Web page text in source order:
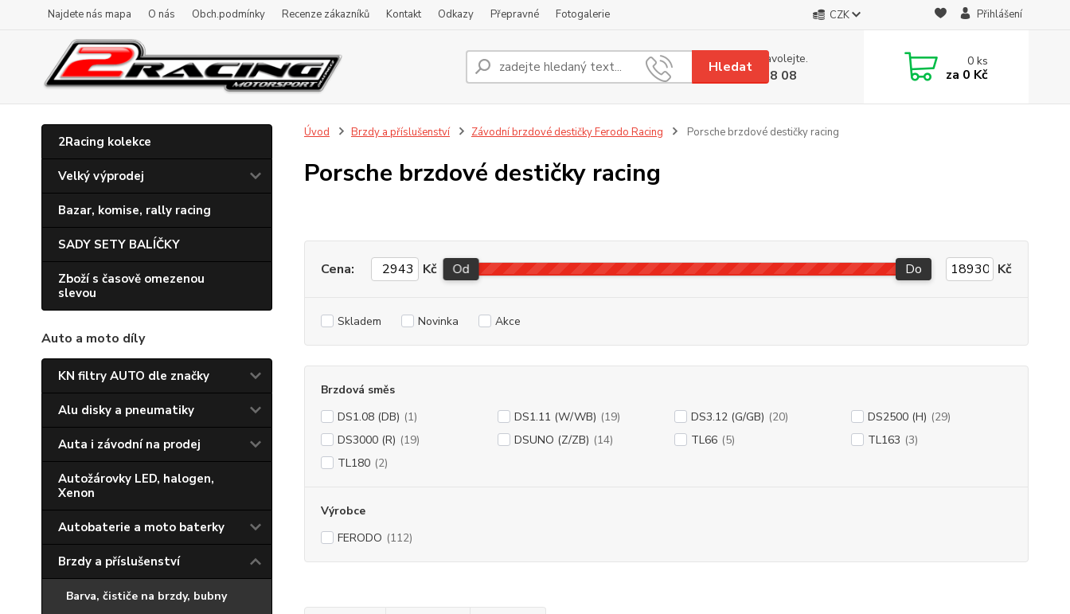
Najdete nás mapa O nás Obch.podmínky Recenze zákazníků Kontakt Odkazy Přepravné Fotogalerie CZK Přihlášení
Hledat
Nevíte si rady? Zavolejte.
+420 608 08 18 08
0ks
za 0 Kč
2Racing kolekce
Velký výprodej
Bazar, komise, rally racing
SADY SETY BALÍČKY
Zboží s časově omezenou
slevou
Auto a moto díly
KN filtry AUTO dle značky
Alu disky a pneumatiky
Auta i závodní na prodej
Autožárovky LED, halogen,
Xenon
Autobaterie a moto baterky
Brzdy a příslušenství
Barva, čističe na brzdy, bubny
Úvod Brzdy a příslušenství Závodní brzdové destičky Ferodo Racing Porsche brzdové destičky racing
Porsche brzdové destičky racing
Cena: Kč Od Do Kč
Skladem Novinka Akce
Brzdová směs
DS1.08 (DB) (1) DS1.11 (W/WB) (19) DS3.12 (G/GB) (20) DS2500 (H) (29)
DS3000 (R) (19) DSUNO (Z/ZB) (14) TL66 (5) TL163 (3)
TL180 (2)
Výrobce
FERODO (112)